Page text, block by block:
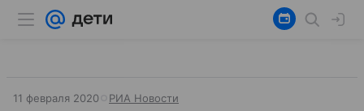
11 февраля 2020 РИА Новости